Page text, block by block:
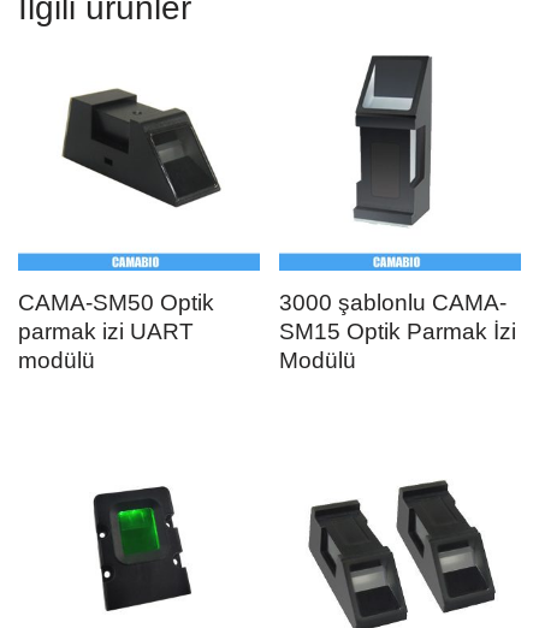
CAMA-SM50 Optik
parmak izi UART
modülü
3000 şablonlu CAMA-
SM15 Optik Parmak İzi
Modülü